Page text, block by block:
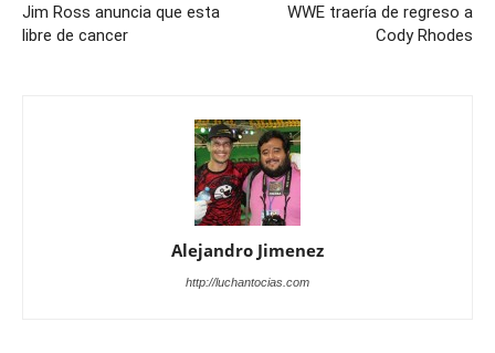
Jim Ross anuncia que esta
libre de cancer
WWE traería de regreso a
Cody Rhodes
Alejandro Jimenez
http://luchantocias.com